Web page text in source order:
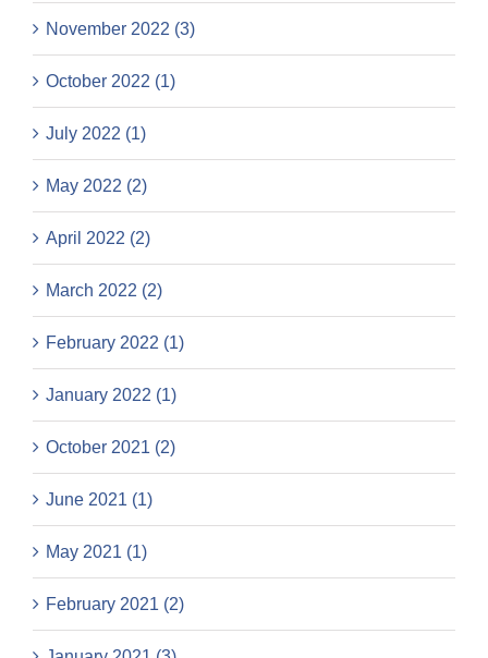
November 2022 (3)
October 2022 (1)
July 2022 (1)
May 2022 (2)
April 2022 (2)
March 2022 (2)
February 2022 (1)
January 2022 (1)
October 2021 (2)
June 2021 (1)
May 2021 (1)
February 2021 (2)